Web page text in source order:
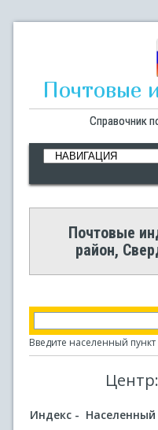
Почтовые
Справочник
Почтовые
район,
Введите населенный
Центр:
Индекс - Населенный